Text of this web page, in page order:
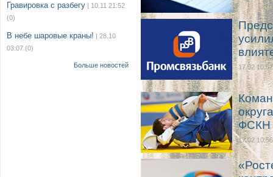
Гравировка с разбегу | 10.11 21:52
(0)
В небе шаровые краны! | 28.10
03:07 (0)
Больше новостей 17.02 10:57
ФСКН
17.02 10:56